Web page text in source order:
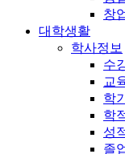
창
대학생활
학사정보
수
교
학
학
성
졸